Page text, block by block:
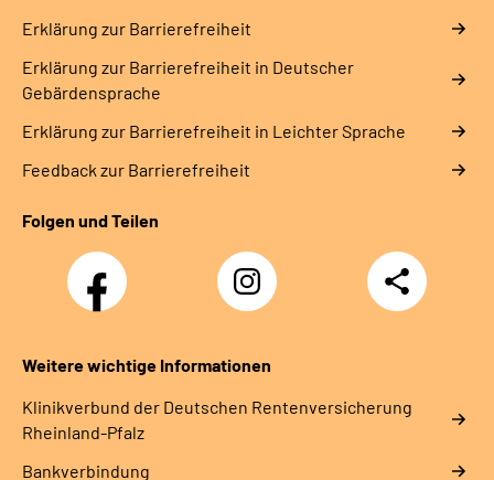
Erklärung zur Barrierefreiheit
Erklärung zur Barrierefreiheit in Deutscher
Gebärdensprache
Erklärung zur Barrierefreiheit in Leichter Sprache
Feedback zur Barrierefreiheit
Folgen und Teilen
Facebook
Instagram
DRV
Nachwuchskräfte
Teilen
Weitere wichtige Informationen
Klinikverbund der Deutschen Rentenversicherung
Rheinland-Pfalz
Bankverbindung